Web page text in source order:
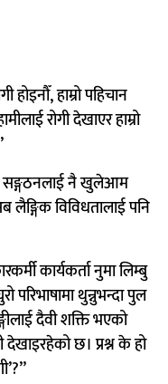
हाम्रो पहिचान
रोगी देखाएर हाम्रो
सङ्गठनलाई नै खुलेआम
विविधतालाई पनि
कार्यकर्ता नुमा लिम्बु
परिभाषामा थुन्नुभन्दा पुल
दैवी शक्ति भएको
देखाइरहेको छ। प्रश्न के हो